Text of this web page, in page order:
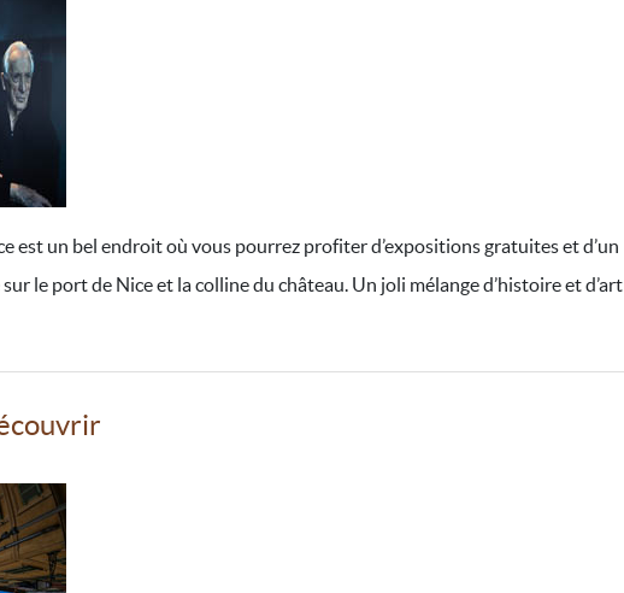
est un bel endroit où vous pourrez profiter d’expositions gratuites et d’un
le port de Nice et la colline du château. Un joli mélange d’histoire et d’art